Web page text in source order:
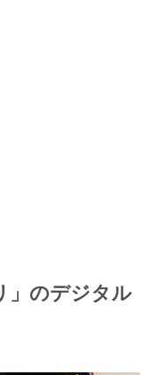
」のデジタル